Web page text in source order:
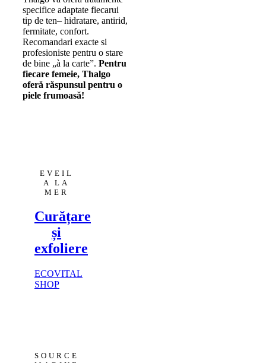
specifice adaptate fiecarui
tip de ten– hidratare, antirid,
fermitate, confort.
Recomandari exacte si
profesioniste pentru o stare
de bine „à la carte”. Pentru
fiecare femeie, Thalgo
oferă răspunsul pentru o
piele frumoasă!
EVEIL
A LA
MER
Curățare
și
exfoliere
ECOVITAL
SHOP
SOURCE